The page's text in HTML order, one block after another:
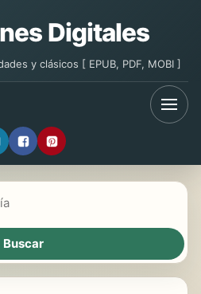
Digitales
y clásicos [ EPUB, PDF, MOBI ]